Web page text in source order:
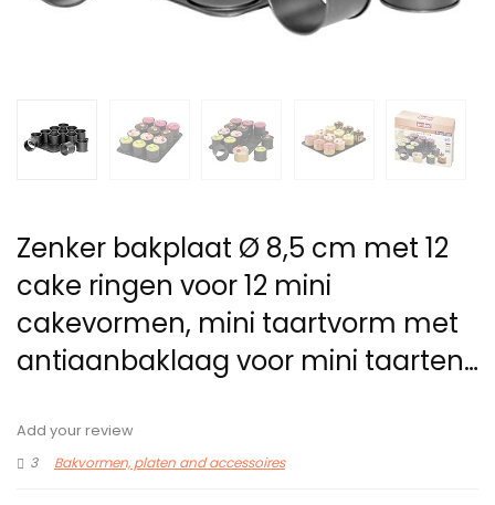
Zenker bakplaat Ø 8,5 cm met 12
cake ringen voor 12 mini
cakevormen, mini taartvorm met
antiaanbaklaag voor mini taarten…
Add your review
3
Bakvormen, platen and accessoires